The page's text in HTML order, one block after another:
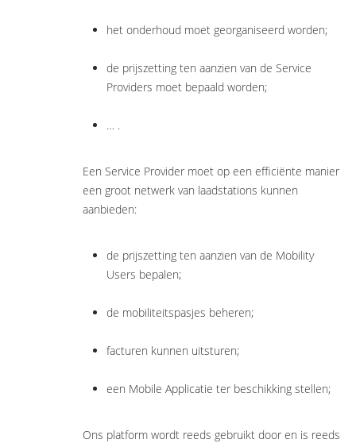
het onderhoud moet georganiseerd worden;
de prijszetting ten aanzien van de Service
Providers moet bepaald worden;
… .
Een Service Provider moet op een efficiënte manier
een groot netwerk van laadstations kunnen
aanbieden:
de prijszetting ten aanzien van de Mobility
Users bepalen;
de mobiliteitspasjes beheren;
facturen kunnen uitsturen;
een Mobile Applicatie ter beschikking stellen;
Ons platform wordt reeds gebruikt door en is reeds